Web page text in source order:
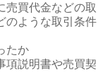
売買代金などの取
のような取引条件
たか
項説明書や売買契